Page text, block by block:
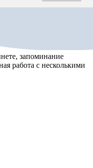
запоминание
работа с несколькими